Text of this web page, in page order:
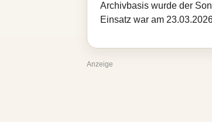
Archivbasis wurde der
Einsatz war am
Anzeige